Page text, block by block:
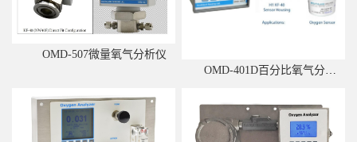
OMD-507微量氧气分析仪